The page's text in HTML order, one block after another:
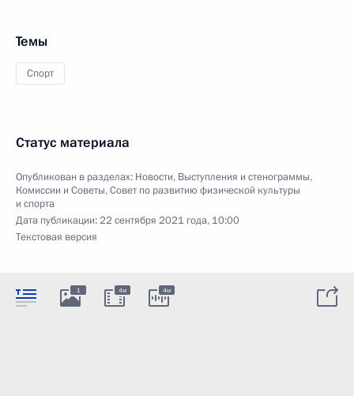
Темы
Спорт
Статус материала
Опубликован в разделах: Новости, Выступления и стенограммы,
Комиссии и Советы,Совет по развитию физической культуры
и спорта
Дата публикации:22 сентября 2021 года, 10:00
Текстовая версия
1 4м 4м